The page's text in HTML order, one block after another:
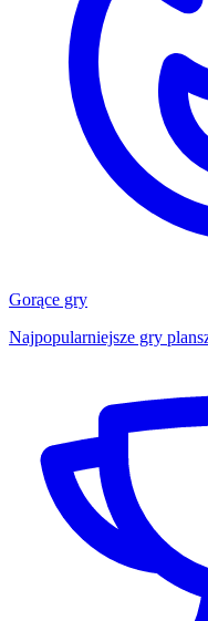
Gorące gry
Najpopularniejsze gry